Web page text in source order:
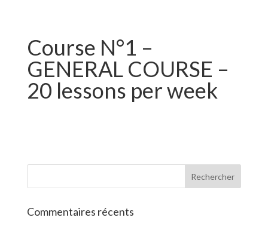
Course N°1 –
GENERAL COURSE –
20 lessons per week
Commentaires récents